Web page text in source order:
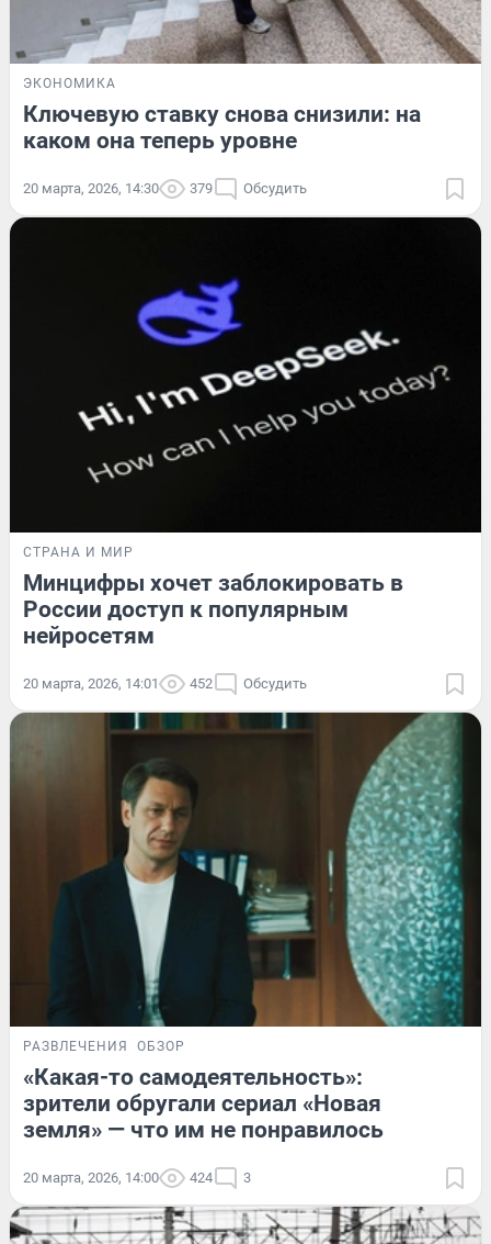
ЭКОНОМИКА
Ключевую ставку снова снизили: на
каком она теперь уровне
20 марта, 2026, 14:30 379 Обсудить
СТРАНА И МИР
Минцифры хочет заблокировать в
России доступ к популярным
нейросетям
20 марта, 2026, 14:01 452 Обсудить
РАЗВЛЕЧЕНИЯ ОБЗОР
«Какая-то самодеятельность»:
зрители обругали сериал «Новая
земля» — что им не понравилось
20 марта, 2026, 14:00 424 3